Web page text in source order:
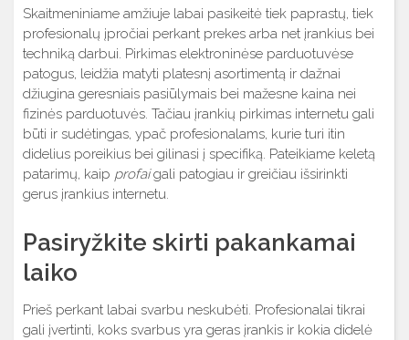
Skaitmeniniame amžiuje labai pasikeitė tiek paprastų, tiek
profesionalų įpročiai perkant prekes arba net įrankius bei
techniką darbui. Pirkimas elektroninėse parduotuvėse
patogus, leidžia matyti platesnį asortimentą ir dažnai
džiugina geresniais pasiūlymais bei mažesne kaina nei
fizinės parduotuvės. Tačiau įrankių pirkimas internetu gali
būti ir sudėtingas, ypač profesionalams, kurie turi itin
didelius poreikius bei gilinasi į specifiką. Pateikiame keletą
patarimų, kaip profaigali patogiau ir greičiau išsirinkti
gerus įrankius internetu.
Pasiryžkite skirti pakankamai
laiko
Prieš perkant labai svarbu neskubėti. Profesionalai tikrai
gali įvertinti, koks svarbus yra geras įrankis ir kokia didelė